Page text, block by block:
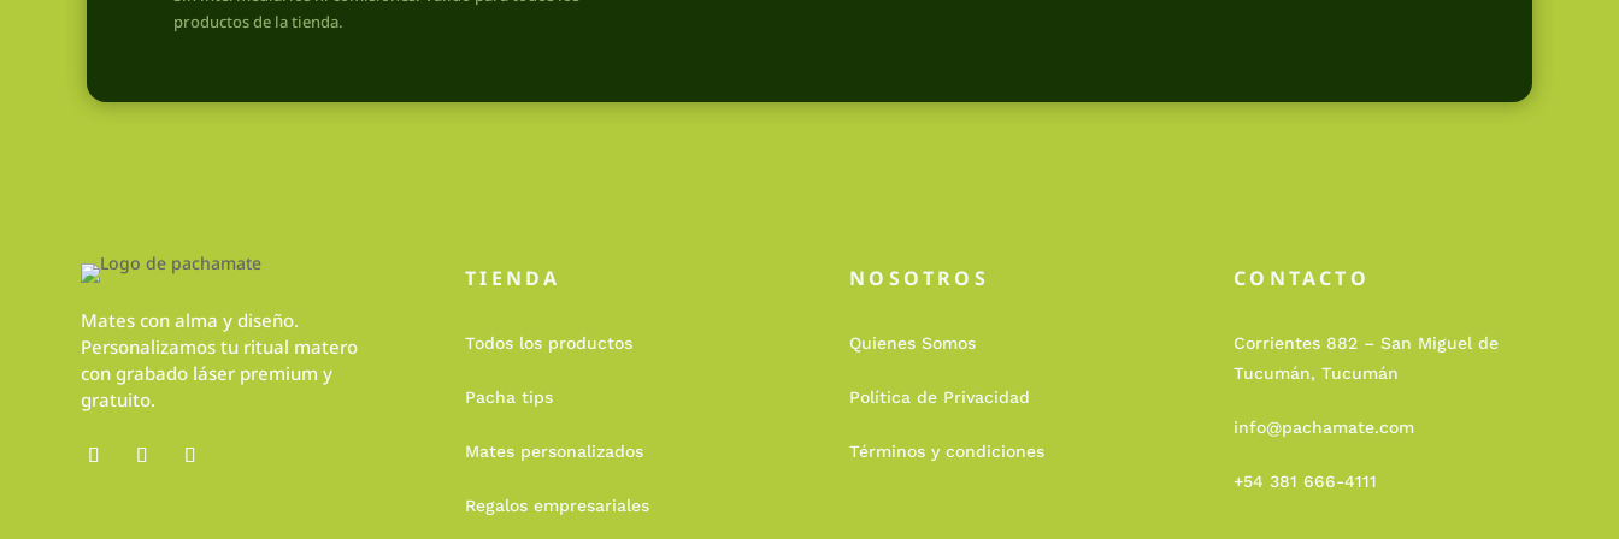
productos de la tienda.
Mates con alma y diseño.
Personalizamos tu ritual matero
con grabado láser premium y
gratuito.
TIENDA
Todos los productos
Pacha tips
Mates personalizados
Regalos empresariales
NOSOTROS
Quienes Somos
Política de Privacidad
Términos y condiciones
CONTACTO
Corrientes 882 – San Miguel de
Tucumán, Tucumán
info@pachamate.com
+54 381 666-4111